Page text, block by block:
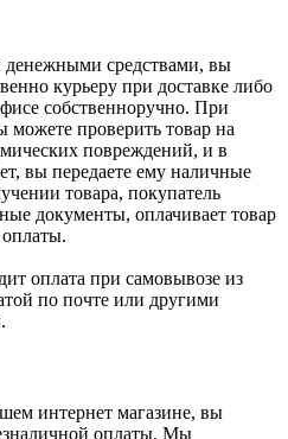
средствами, вы
курьеру при доставке либо
собственноручно. При
можете проверить товар на
повреждений, и в
вы передаете ему наличные
товара, покупатель
документы, оплачивает товар
оплата при самовывозе из
по почте или другими
интернет магазине, вы
оплаты. Мы